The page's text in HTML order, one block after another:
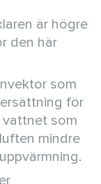
är högre
den här
som
för
som
mindre